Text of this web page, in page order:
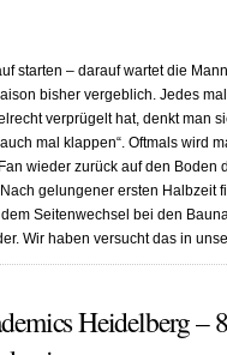
starten – darauf wartet die
bisher vergeblich. Jedes
verprügelt hat, denkt man
mal klappen“. Oftmals wird
wieder zurück auf den Boden
gelungener ersten Halbzeit
Seitenwechsel bei den
Wir haben versucht das in
Heidelberg –